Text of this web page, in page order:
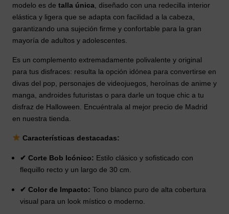
modelo es de talla única , diseñado con una redecilla interior
elástica y ligera que se adapta con facilidad a la cabeza,
garantizando una sujeción firme y confortable para la gran
mayoría de adultos y adolescentes.
Es un complemento extremadamente polivalente y original
para tus disfraces: resulta la opción idónea para convertirse en
divas del pop, personajes de videojuegos, heroínas de anime y
manga, androides futuristas o para darle un toque chic a tu
disfraz de Halloween. Encuéntrala al mejor precio de Madrid
en nuestra tienda.
Características destacadas:
✔ Corte Bob Icónico: Estilo clásico y sofisticado con
flequillo recto y un largo de 30 cm.
✔ Color de Impacto: Tono blanco puro de alta cobertura
visual para un look místico o moderno.